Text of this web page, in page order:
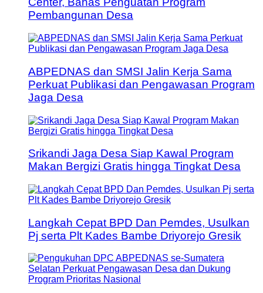
Pembangunan Desa
ABPEDNAS dan SMSI Jalin Kerja Sama
Perkuat Publikasi dan Pengawasan Program
Jaga Desa
Srikandi Jaga Desa Siap Kawal Program
Makan Bergizi Gratis hingga Tingkat Desa
Langkah Cepat BPD Dan Pemdes, Usulkan
Pj serta Plt Kades Bambe Driyorejo Gresik